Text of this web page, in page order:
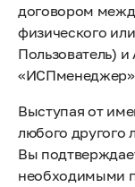
договором
физического
Пользователь)
«ИСПменеджер»
Выступая от
любого другого
Вы
необходимыми